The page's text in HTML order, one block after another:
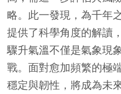
略。此一發現，為千年
提供了科學角度的解讀
驟升氣溫不僅是氣象現
戰。面對愈加頻繁的極
穩定與韌性，將成為未